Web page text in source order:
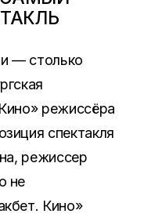
— столько
режиссёра
спектакля
режиссер
не
Кино»